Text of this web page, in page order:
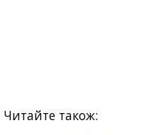
Читайте також: